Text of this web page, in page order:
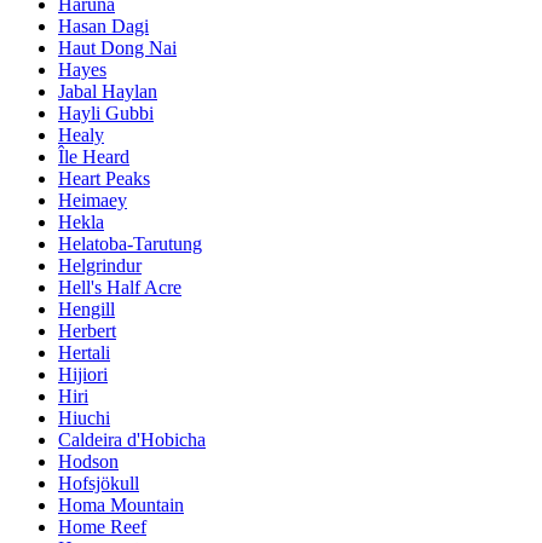
Hasan Dagi
Haut Dong Nai
Hayes
Jabal Haylan
Hayli Gubbi
Healy
Île Heard
Heart Peaks
Heimaey
Hekla
Helatoba-Tarutung
Helgrindur
Hell's Half Acre
Hengill
Herbert
Hertali
Hijiori
Hiri
Hiuchi
Caldeira d'Hobicha
Hodson
Hofsjökull
Homa Mountain
Home Reef